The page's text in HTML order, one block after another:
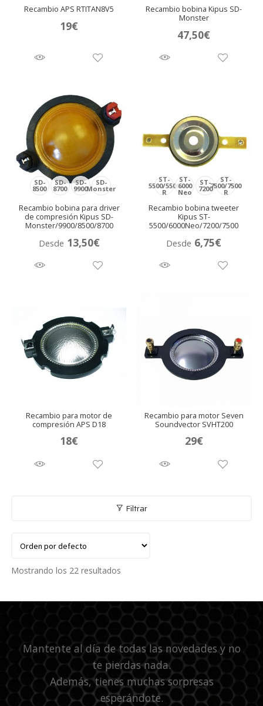
Recambio APS RTITAN8V5
19€
Recambio bobina Kipus SD-
Monster
47,50€
SD-
8500
SD-
8700
SD-
9900
SD-
Monster
Recambio bobina para driver
de compresión Kipus SD-
Monster/9900/8500/8700
Desde 13,50€
ST-
5500/5500
R
ST-
6000
Neo
ST-
7200
ST-
7500/7500
R
Recambio bobina tweeter
Kipus ST-
5500/6000Neo/7200/7500
Desde 6,75€
Recambio para motor de
compresión APS D18
18€
Recambio para motor Seven
Soundvector SVHT200
29€
Filtrar
Mostrando los 22 resultados
Mantente al día de todas las novedades y no
te pierdas nada.
Además, tienes muchas sorpresas
esperándote.